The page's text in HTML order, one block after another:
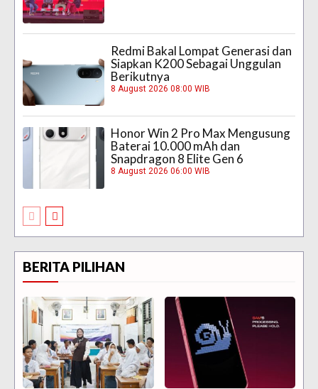
Redmi Bakal Lompat Generasi dan
Siapkan K200 Sebagai Unggulan
Berikutnya
8 August 2026 08:00 WIB
Honor Win 2 Pro Max Mengusung
Baterai 10.000 mAh dan
Snapdragon 8 Elite Gen 6
8 August 2026 06:00 WIB
BERITA PILIHAN